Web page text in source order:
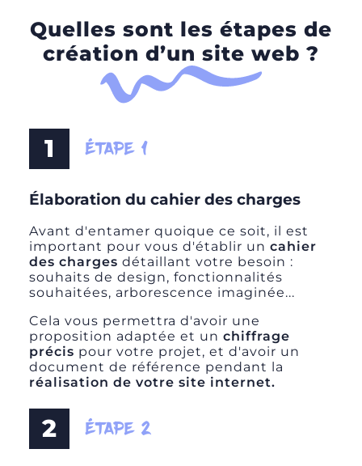
Quelles sont les étapes de
création d’un site web ?
1 ÉTAPE 1
Élaboration du cahier des charges
Avant d'entamer quoique ce soit, il est
important pour vous d'établir un cahier
des charges détaillant votre besoin :
souhaits de design, fonctionnalités
souhaitées, arborescence imaginée...
Cela vous permettra d'avoir une
proposition adaptée et un chiffrage
précis pour votre projet, et d'avoir un
document de référence pendant la
réalisation de votre site internet.
2 ÉTAPE 2